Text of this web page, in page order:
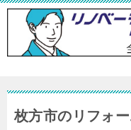
枚方市のリフォ